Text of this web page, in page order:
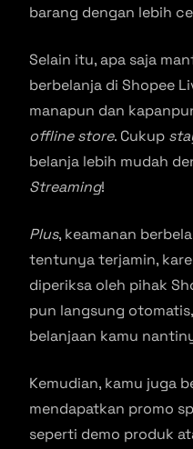
barang dengan lebih
Selain itu, apa saja
berbelanja di Shopee
manapun dan
offline store. Cukup
belanja lebih mudah
Streaming!
Plus, keamanan
tentunya terjamin,
diperiksa oleh pihak
pun langsung
belanjaan kamu
Kemudian, kamu juga
mendapatkan promo
seperti demo produk